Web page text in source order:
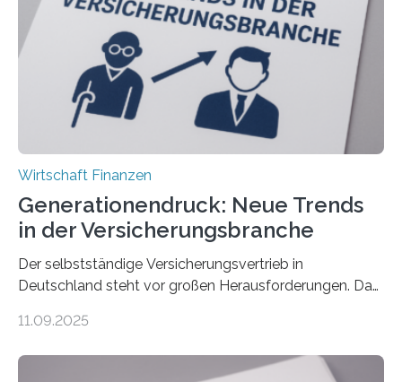
Wirtschaft Finanzen
Generationendruck: Neue Trends
in der Versicherungsbranche
Der selbstständige Versicherungsvertrieb in
Deutschland steht vor großen Herausforderungen. Das
Dr. Matthias Beenken und Prof. Dr. Lukas Linnenbrink
Bundesverbands Deutscher Versicherungskaufleute e.V.
11.09.2025